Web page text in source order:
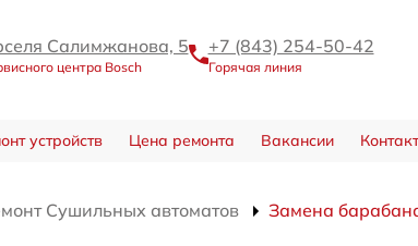
Салимжанова, 5
центра Bosch
+7 (843) 254-50-42
Горячая линия
устройств Цена ремонта Вакансии
Сушильных автоматов Замена